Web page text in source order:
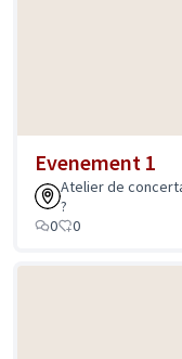
Evenement 1
Atelier de
?
0
0